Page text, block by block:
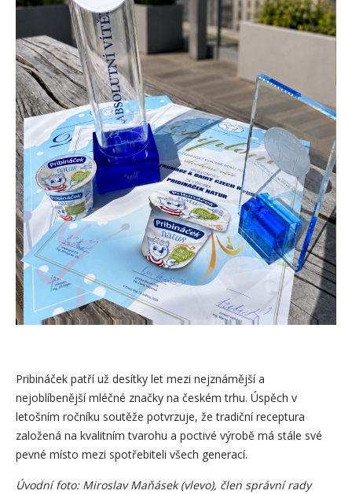
Pribináček patří už desítky let mezi nejznámější a
nejoblíbenější mléčné značky na českém trhu. Úspěch v
letošním ročníku soutěže potvrzuje, že tradiční receptura
založená na kvalitním tvarohu a poctivé výrobě má stále své
pevné místo mezi spotřebiteli všech generací.
Úvodní foto: Miroslav Maňásek (vlevo), člen správní rady